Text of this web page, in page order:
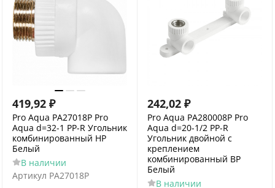
419,92 ₽
Pro Aqua PA27018P Pro
Aqua d=32-1 PP-R Угольник
комбинированный НР
Белый
В наличии
Артикул PA27018P
242,02 ₽
Pro Aqua PA280008P Pro
Aqua d=20-1/2 PP-R
Угольник двойной с
креплением
комбинированный ВР
Белый
В наличии